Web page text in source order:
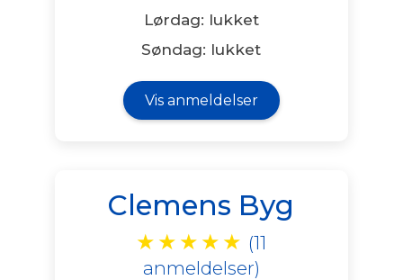
Lørdag: lukket
Søndag: lukket
Vis anmeldelser
Clemens Byg
★ ★ ★ ★ ★ (11
anmeldelser)